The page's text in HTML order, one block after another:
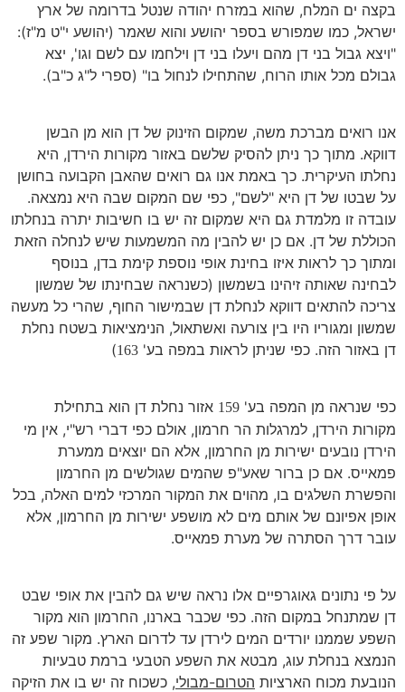
בקצה ים המלח, שהוא במזרח יהודה שנטל בדרומה של ארץ
ישראל, כמו שמפורש בספר יהושע והוא שאמר (יהושע י"ט מ"ז):
"ויצא גבול בני דן מהם ויעלו בני דן וילחמו עם לשם וגו', יצא
גבולם מכל אותו הרוח, שהתחילו לנחול בו" (ספרי ל"ג כ"ב).
אנו רואים מברכת משה, שמקום הזינוק של דן הוא מן הבשן
דווקא. מתוך כך ניתן להסיק שלשם באזור מקורות הירדן, היא
נחלתו העיקרית. כך באמת אנו גם רואים שהאבן הקבועה בחושן
על שבטו של דן היא "לשם", כפי שם המקום שבה היא נמצאה.
עובדה זו מלמדת גם היא שמקום זה יש בו חשיבות יתרה בנחלתו
הכוללת של דן. אם כן יש להבין מה המשמעות שיש לנחלה הזאת
ומתוך כך לראות איזו בחינת אופי נוספת קימת בדן, בנוסף
לבחינה שאותה זיהינו בשמשון (כשנראה שבחינתו של שמשון
צריכה להתאים דווקא לנחלת דן שבמישור החוף, שהרי כל מעשה
שמשון ומגוריו היו בין צורעה ואשתאול, הנימציאות בשטח נחלת
דן באזור הזה. כפי שניתן לראות במפה בע' 163
)
כפי שנראה מן המפה בע' 159 אזור נחלת דן הוא בתחילת
מקורות הירדן, למרגלות הר חרמון, אולם כפי דברי רש"י, אין מי
הירדן נובעים ישירות מן החרמון, אלא הם יוצאים ממערת
פמאייס. אם כן ברור שאע"פ שהמים שגולשים מן החרמון
והפשרת השלגים בו, מהוים את המקור המרכזי למים האלה, בכל
אופן אפיונם של אותם מים לא מושפע ישירות מן החרמון, אלא
עובר דרך הסתרה של מערת פמאייס.
על פי נתונים גאוגרפיים אלו נראה שיש גם להבין את אופי שבט
דן שמתנחל במקום הזה. כפי שכבר בארנו, החרמון הוא מקור
השפע שממנו יורדים המים לירדן עד לדרום הארץ. מקור שפע זה
הנמצא בנחלת עוג, מבטא את השפע הטבעי ברמת טבעיות
הנובעת מכוח הארציות הטרום-מבולי, כשכוח זה יש בו את הזיקה